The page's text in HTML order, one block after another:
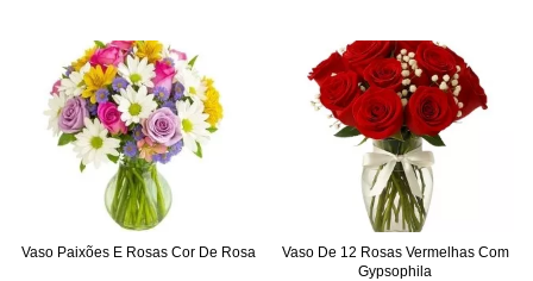
Vaso Paixões E Rosas Cor De Rosa
Vaso De 12 Rosas Vermelhas Com
Gypsophila